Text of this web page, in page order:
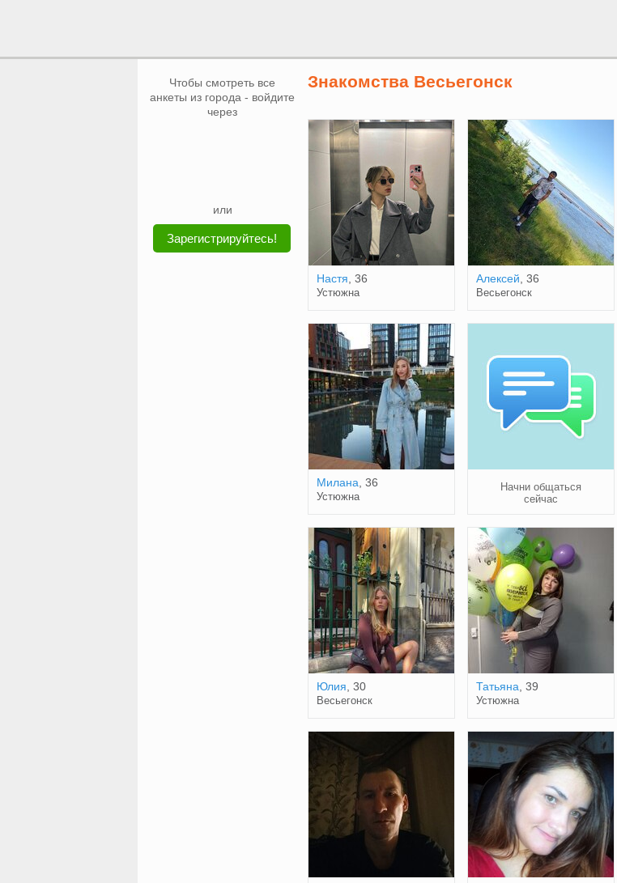
Чтобы смотреть все
анкеты из города - войдите
через
или
Зарегистрируйтесь!
Знакомства Весьегонск
Настя , 36
Устюжна
Алексей , 36
Весьегонск
Милана , 36
Устюжна
Начни общаться
сейчас
Юлия , 30
Весьегонск
Татьяна , 39
Устюжна